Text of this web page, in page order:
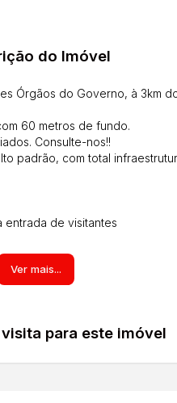
do Imóvel
Órgãos do Governo, à 3km
60 metros de fundo.
Consulte-nos!!
padrão, com total
entrada de visitantes
cada lote;
cabo, internet, telefone)
qualquer intervenção no
privacidade e segurança de
Ver mais...
para este imóvel